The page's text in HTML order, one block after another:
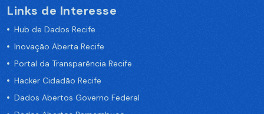
Links de Interesse
Hub de Dados Recife
Inovação Aberta Recife
Portal da Transparência Recife
Hacker Cidadão Recife
Dados Abertos Governo Federal